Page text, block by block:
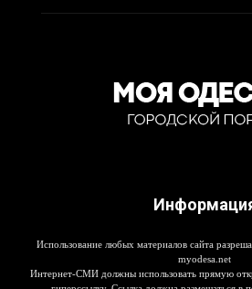
Использование любых материалов сайта
myodesa.net
Интернет-СМИ должны использовать прямую